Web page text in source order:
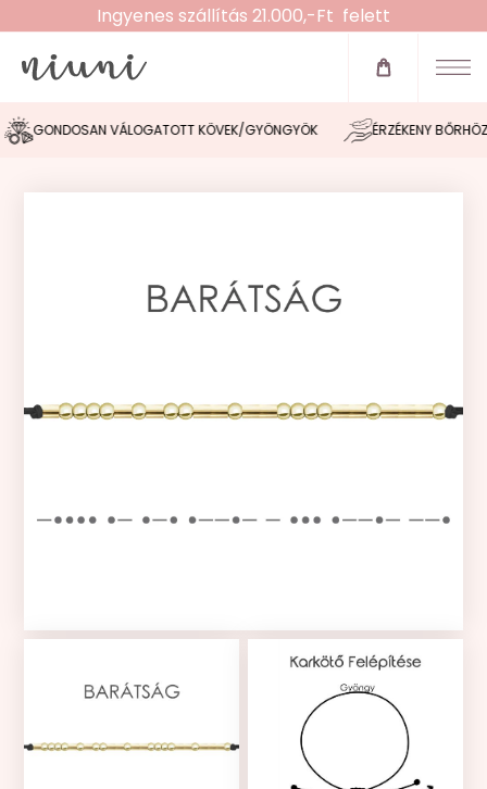
Ingyenes szállítás 21.000,-Ft felett
Újdonságok
Zsinóros karkötők
Fülbevalók
Nyakláncok
Morse tervező
Kollekciók
Összes termék
Zsinór csere
GONDOSAN VÁLOGATOTT KÖVEK/GYÖNGYÖK ÉRZÉKENY BŐRHÖZ